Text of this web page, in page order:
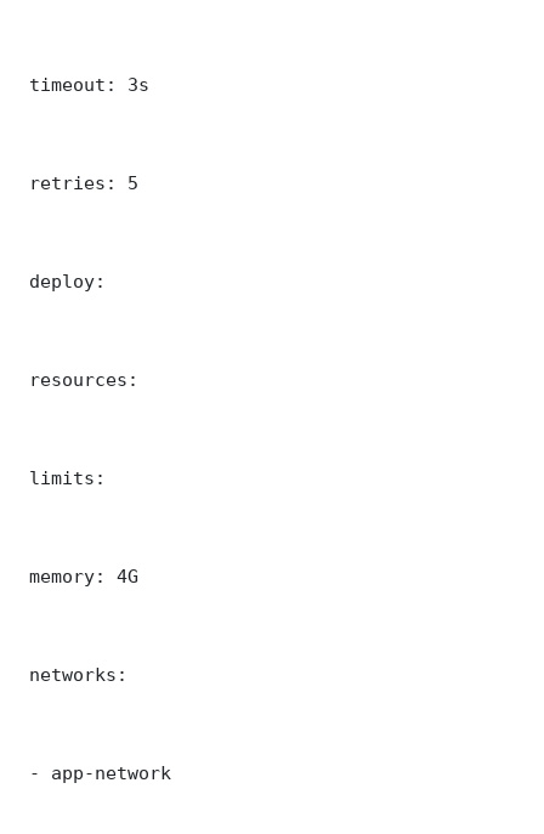
timeout: 3s
retries: 5
deploy:
resources:
limits:
memory: 4G
networks:
- app-network